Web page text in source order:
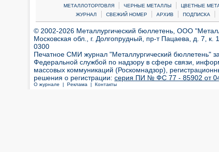
МЕТАЛЛОТОРГОВЛЯ | ЧЕРНЫЕ МЕТАЛЛЫ |
ЦВЕТНЫЕ
ЖУРНАЛ
| СВЕЖИЙ НОМЕР | АРХИВ | ПОДПИСКА |
© 2002-2026 Металлургический бюллетень, ООО
Московская обл., г. Долгопрудный, пр-т Пацаева, д. 7,
0300
Печатное СМИ журнал "Металлургический бюллетень"
Федеральной службой по надзору в сфере связи,
массовых коммуникаций (Роскомнадзор),
решения о регистрации: серия ПИ № ФС 77 - 85902 от 04
О журнале | Реклама | Контакты